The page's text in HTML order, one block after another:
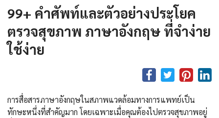
99+ คำศัพท์และตัวอย่างประโยค
ตรวจสุขภาพ ภาษาอังกฤษ ที่จำง่าย
ใช้ง่าย
การสื่อสารภาษาอังกฤษในสภาพแวดล้อมทางการแพทย์เป็น
ทักษะหนึ่งที่สำคัญมาก โดยเฉพาะเมื่อคุณต้องไปตรวจสุขภาพอยู่